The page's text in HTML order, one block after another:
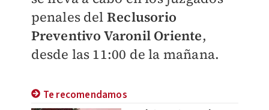
penales del Reclusorio
Preventivo Varonil Oriente,
desde las 11:00 de la mañana.
Te recomendamos